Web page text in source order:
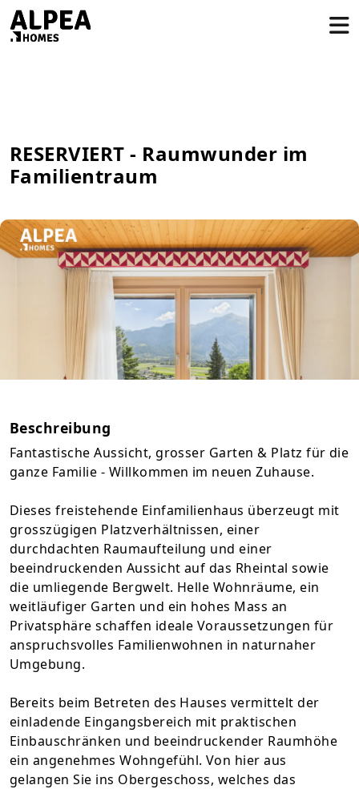
RESERVIERT - Raumwunder im
Familientraum
Beschreibung
Fantastische Aussicht, grosser Garten & Platz für die
ganze Familie - Willkommen im neuen Zuhause.
Dieses freistehende Einfamilienhaus überzeugt mit
grosszügigen Platzverhältnissen, einer
durchdachten Raumaufteilung und einer
beeindruckenden Aussicht auf das Rheintal sowie
die umliegende Bergwelt. Helle Wohnräume, ein
weitläufiger Garten und ein hohes Mass an
Privatsphäre schaffen ideale Voraussetzungen für
anspruchsvolles Familienwohnen in naturnaher
Umgebung.
Bereits beim Betreten des Hauses vermittelt der
einladende Eingangsbereich mit praktischen
Einbauschränken und beeindruckender Raumhöhe
ein angenehmes Wohngefühl. Von hier aus
gelangen Sie ins Obergeschoss, welches das